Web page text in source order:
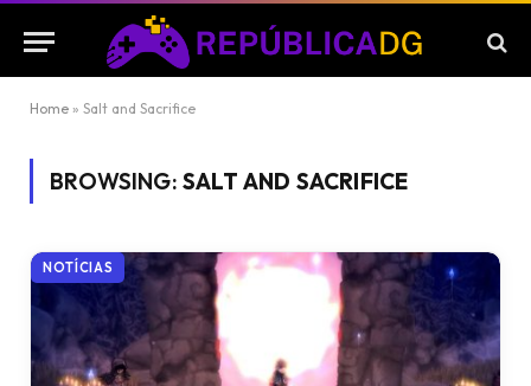
Home » Salt and Sacrifice
BROWSING: SALT AND SACRIFICE
NOTÍCIAS